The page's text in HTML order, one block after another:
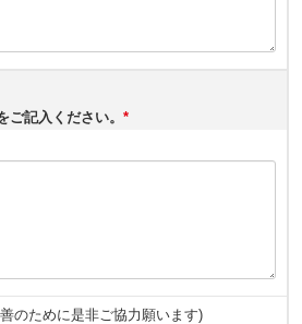
記入ください。 *
のために是非ご協力願います)